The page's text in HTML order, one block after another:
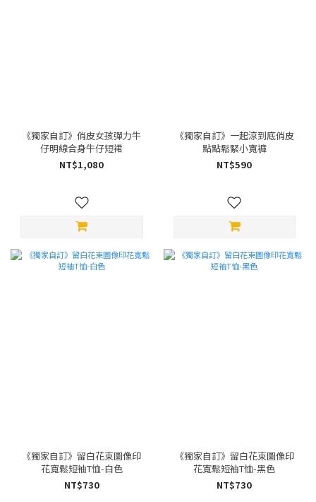
《獨家自訂》俏皮女孩彈力牛
仔明線合身牛仔短裙
NT$1,080
《獨家自訂》一起涼到底俏皮
點點鬆緊小寬褲
NT$590
《獨家自訂》留白花束圖像印
花寬鬆短袖T恤-白色
NT$730
《獨家自訂》留白花束圖像印
花寬鬆短袖T恤-黑色
NT$730